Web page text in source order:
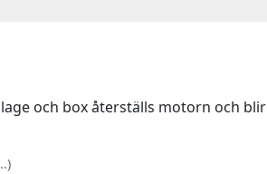
och box återställs motorn och blir